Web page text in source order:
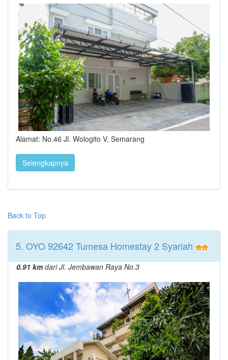
Alamat: No.46 Jl. Wologito V, Semarang
Selengkapnya
Back to Top
5. OYO 92642 Tumesa Homestay 2 Syariah
0.91 kmdari Jl. Jembawan Raya No.3